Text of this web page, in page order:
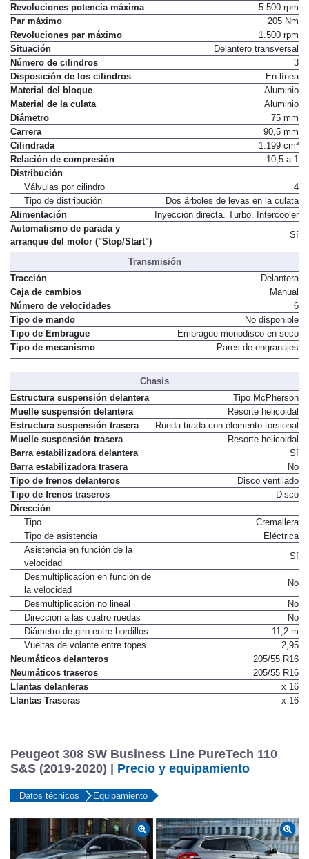
Revoluciones potencia máxima
5.500 rpm
Par máximo
205 Nm
Revoluciones par máximo
1.500 rpm
Situación
Delantero transversal
Número de cilindros
3
Disposición de los cilindros
En línea
Material del bloque
Aluminio
Material de la culata
Aluminio
Diámetro
75 mm
Carrera
90,5 mm
Cilindrada
1.199 cm³
Relación de compresión
10,5 a 1
Distribución
Válvulas por cilindro
4
Tipo de distribución
Dos árboles de levas en la culata
Alimentación
Inyección directa. Turbo. Intercooler
Automatismo de parada y
arranque del motor ("Stop/Start")
Sí
Transmisión
Tracción
Delantera
Caja de cambios
Manual
Número de velocidades
6
Tipo de mando
No disponible
Tipo de Embrague
Embrague monodisco en seco
Tipo de mecanismo
Pares de engranajes
Chasis
Estructura suspensión delantera
Tipo McPherson
Muelle suspensión delantera
Resorte helicoidal
Estructura suspensión trasera
Rueda tirada con elemento torsional
Muelle suspensión trasera
Resorte helicoidal
Barra estabilizadora delantera
Sí
Barra estabilizadora trasera
No
Tipo de frenos delanteros
Disco ventilado
Tipo de frenos traseros
Disco
Dirección
Tipo
Cremallera
Tipo de asistencia
Eléctrica
Asistencia en función de la
velocidad
Sí
Desmultiplicacion en función de
la velocidad
No
Desmultiplicación no lineal
No
Dirección a las cuatro ruedas
No
Diámetro de giro entre bordillos
11,2 m
Vueltas de volante entre topes
2,95
Neumáticos delanteros
205/55 R16
Neumáticos traseros
205/55 R16
Llantas delanteras
x 16
Llantas Traseras
x 16
Peugeot 308 SW Business Line PureTech 110
S&S (2019-2020) | Precio y equipamiento
Datos técnicos Equipamiento